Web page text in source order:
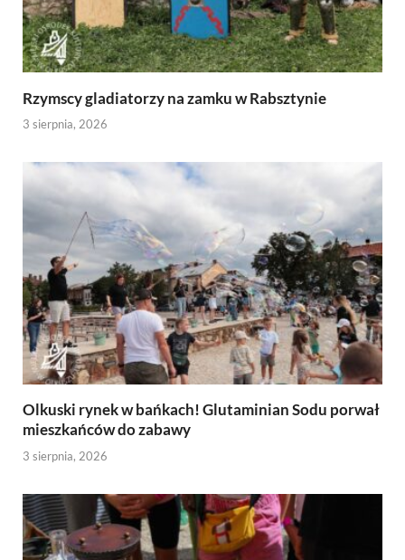
Rzymscy gladiatorzy na zamku w Rabsztynie
3 sierpnia, 2026
Olkuski rynek w bańkach! Glutaminian Sodu porwał
mieszkańców do zabawy
3 sierpnia, 2026